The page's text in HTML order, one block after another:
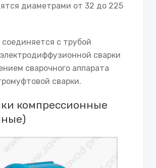
диаметрами от 32 до 225
с трубой
сварки
сварочного аппарата
сварки.
компрессионные